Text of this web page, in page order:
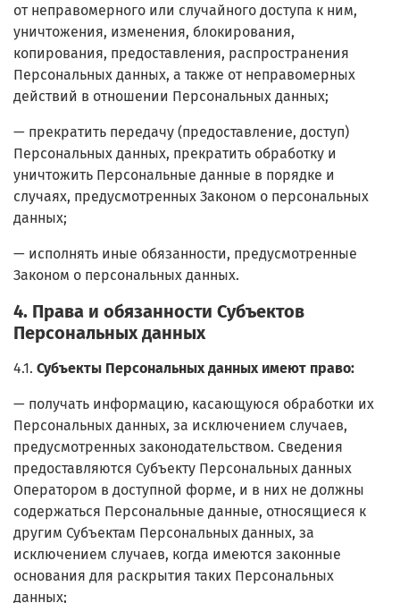
от неправомерного или случайного доступа к ним,
уничтожения, изменения, блокирования,
копирования, предоставления, распространения
Персональных данных, а также от неправомерных
действий в отношении Персональных данных;
— прекратить передачу (предоставление, доступ)
Персональных данных, прекратить обработку и
уничтожить Персональные данные в порядке и
случаях, предусмотренных Законом о персональных
данных;
— исполнять иные обязанности, предусмотренные
Законом о персональных данных.
4. Права и обязанности Субъектов
Персональных данных
4.1. Субъекты Персональных данных имеют право:
— получать информацию, касающуюся обработки их
Персональных данных, за исключением случаев,
предусмотренных законодательством. Сведения
предоставляются Субъекту Персональных данных
Оператором в доступной форме, и в них не должны
содержаться Персональные данные, относящиеся к
другим Субъектам Персональных данных, за
исключением случаев, когда имеются законные
основания для раскрытия таких Персональных
данных;